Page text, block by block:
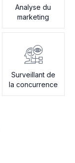
Analyse du
marketing
Surveillant de
la concurrence